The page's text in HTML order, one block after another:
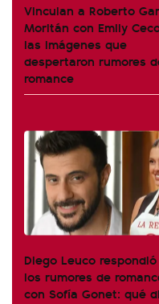
Vinculan a Roberto
Moritán con Emily
las imágenes que
despertaron rumores
romance
Diego Leuco
los rumores de
con Sofía Gonet: qué